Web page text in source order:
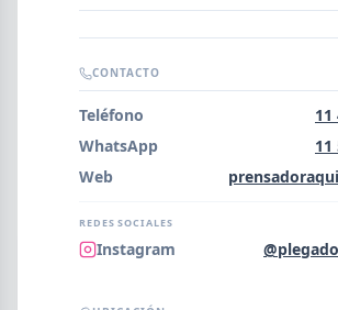
NOMBRE
CONTACTO
Teléfono
11
WhatsApp
11
Web
REDES SOCIALES
Instagram